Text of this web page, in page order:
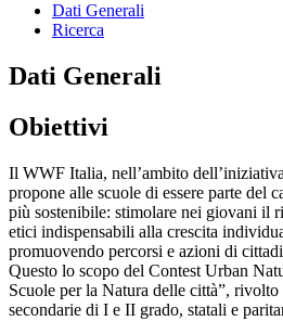
Dati Generali
Ricerca
Dati Generali
Obiettivi
Il WWF Italia, nell’ambito
propone alle scuole di essere parte del
più sostenibile: stimolare nei giovani il
etici indispensabili alla crescita
promuovendo percorsi e azioni di
Questo lo scopo del Contest Urban
Scuole per la Natura delle città”, rivolto
secondarie di I e II grado, statali e